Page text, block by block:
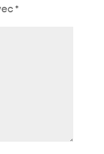
*